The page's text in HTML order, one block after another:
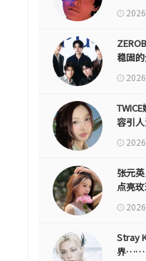
稳固
容引
张元
点亮
Stray
界